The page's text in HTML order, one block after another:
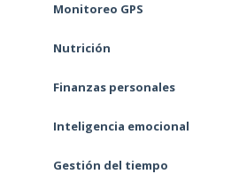
Monitoreo GPS
Nutrición
Finanzas personales
Inteligencia emocional
Gestión del tiempo